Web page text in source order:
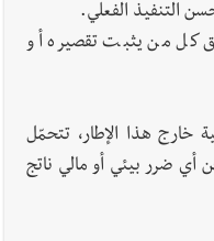
التنفيذ الفعلي.
كل من يثبت تقصيره أو
خارج هذا الإطار، تتحمّل
أي ضرر بيئي أو مالي ناتج